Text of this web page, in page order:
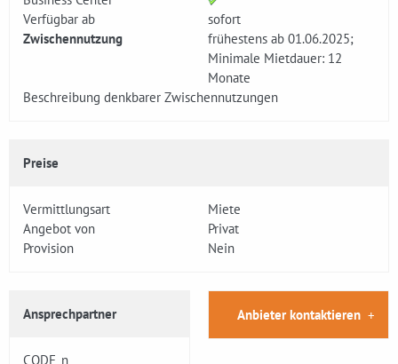
Verfügbar ab
sofort
Zwischennutzung
frühestens ab 01.06.2025;
Minimale Mietdauer: 12
Monate
Beschreibung denkbarer Zwischennutzungen
Preise
Vermittlungsart
Miete
Angebot von
Privat
Provision
Nein
Ansprechpartner
CODE_n
Anbieter kontaktieren